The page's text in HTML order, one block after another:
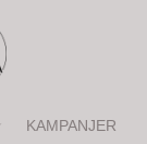
KAMPANJER